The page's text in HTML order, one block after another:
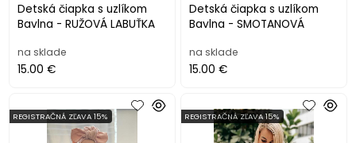
Detská čiapka s uzlíkom
Bavlna - RUŽOVÁ LABUŤKA
na sklade
15.00 €
Detská čiapka s uzlíkom
Bavlna - SMOTANOVÁ
na sklade
15.00 €
REGISTRAČNÁ ZĽAVA 15% REGISTRAČNÁ ZĽAVA 15%